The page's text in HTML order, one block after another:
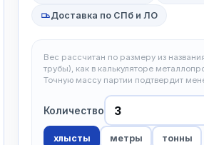
Доставка по СПб и ЛО
Вес рассчитан по размеру из
трубы), как в калькуляторе
Точную массу партии подтвердит
Количество
хлысты метры тонны